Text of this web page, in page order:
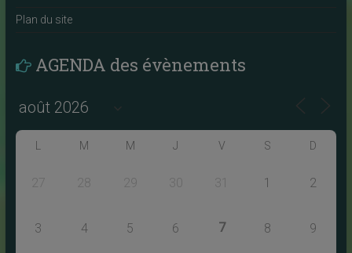
Plan du site
AGENDA des évènements
L M M J V S D
27 28 29 30 31 1 2
3 4 5 6 7 8 9